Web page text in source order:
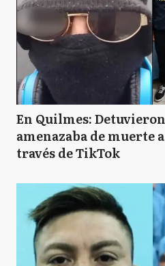
En Quilmes:
amenazaba de muerte
través de TikTok